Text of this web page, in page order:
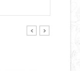
prev next